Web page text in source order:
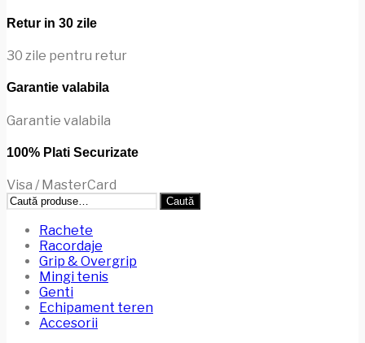
Retur in 30 zile
30 zile pentru retur
Garantie valabila
Garantie valabila
100% Plati Securizate
Visa / MasterCard
Caută
după:
Caută
Rachete
Racordaje
Grip & Overgrip
Mingi tenis
Genti
Echipament teren
Accesorii